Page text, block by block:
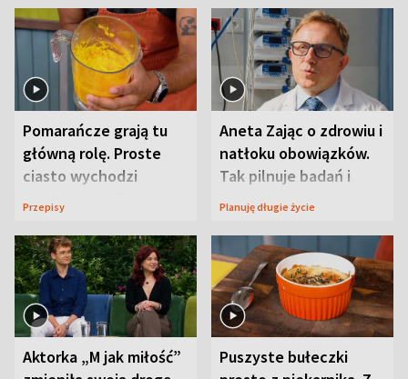
Pomarańcze grają tu
główną rolę. Proste
ciasto wychodzi
wyjątkowo wilgotne
Przepisy
Aneta Zając o zdrowiu i
natłoku obowiązków.
Tak pilnuje badań i
wizyt
Planuję długie życie
Aktorka „M jak miłość”
Puszyste bułeczki